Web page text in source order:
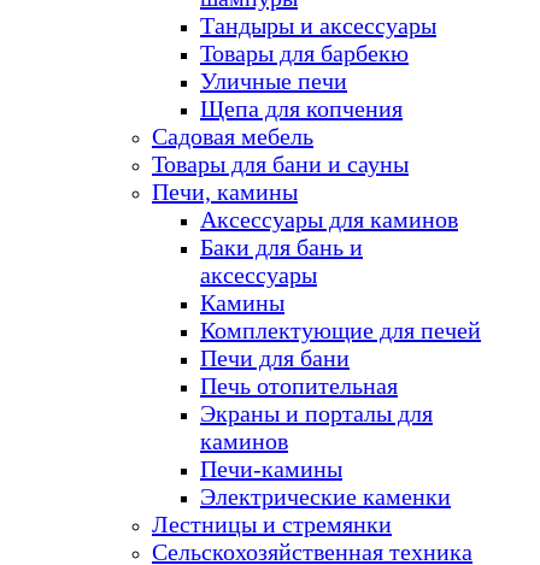
Тандыры и аксессуары
Товары для барбекю
Уличные печи
Щепа для копчения
Садовая мебель
Товары для бани и сауны
Печи, камины
Аксессуары для каминов
Баки для бань и
аксессуары
Камины
Комплектующие для печей
Печи для бани
Печь отопительная
Экраны и порталы для
каминов
Печи-камины
Электрические каменки
Лестницы и стремянки
Сельскохозяйственная техника